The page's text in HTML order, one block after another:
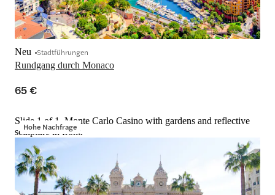
Rundgang durch Monaco
Neu Stadtführungen
65 €
Hohe Nachfrage
Slide 1 of 1, Monte Carlo Casino with gardens and reflective
sculpture in front.